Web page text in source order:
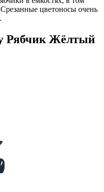
цветоносы очень
Рябчик Жёлтый